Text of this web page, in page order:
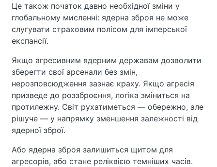
Це також початок давно необхідної зміни у
глобальному мисленні: ядерна зброя не може
слугувати страховим полісом для імперської
експансії.
Якщо агресивним ядерним державам дозволити
зберегти свої арсенали без змін,
нерозповсюдження зазнає краху. Якщо агресія
призведе до роззброєння, логіка зміниться на
протилежну. Світ рухатиметься — обережно, але
рішуче — у напрямку зменшення залежності від
ядерної зброї.
Або ядерна зброя залишиться щитом для
агресорів, або стане реліквією темніших часів.